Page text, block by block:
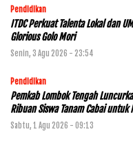
Pendidikan
ITDC Perkuat Talenta Lokal dan
Glorious Golo Mori
Senin, 3 Agu 2026 - 23:54
Pendidikan
Pemkab Lombok Tengah
Ribuan Siswa Tanam Cabai
Sabtu, 1 Agu 2026 - 09:13